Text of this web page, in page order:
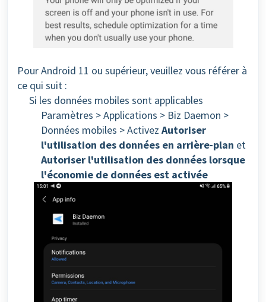
Pour Android 11 ou supérieur, veuillez vous référer à
ce qui suit :
Si les données mobiles sont applicables
Paramètres > Applications > Biz Daemon >
Données mobiles > Activez Autoriser
l'utilisation des données en arrière-plan et
Autoriser l'utilisation des données lorsque
l'économie de données est activée